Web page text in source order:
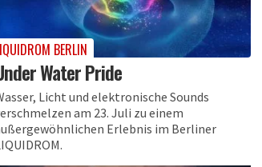
BERLIN
Water Pride
Licht und elektronische Sounds
am 23. Juli zu einem
Erlebnis im Berliner